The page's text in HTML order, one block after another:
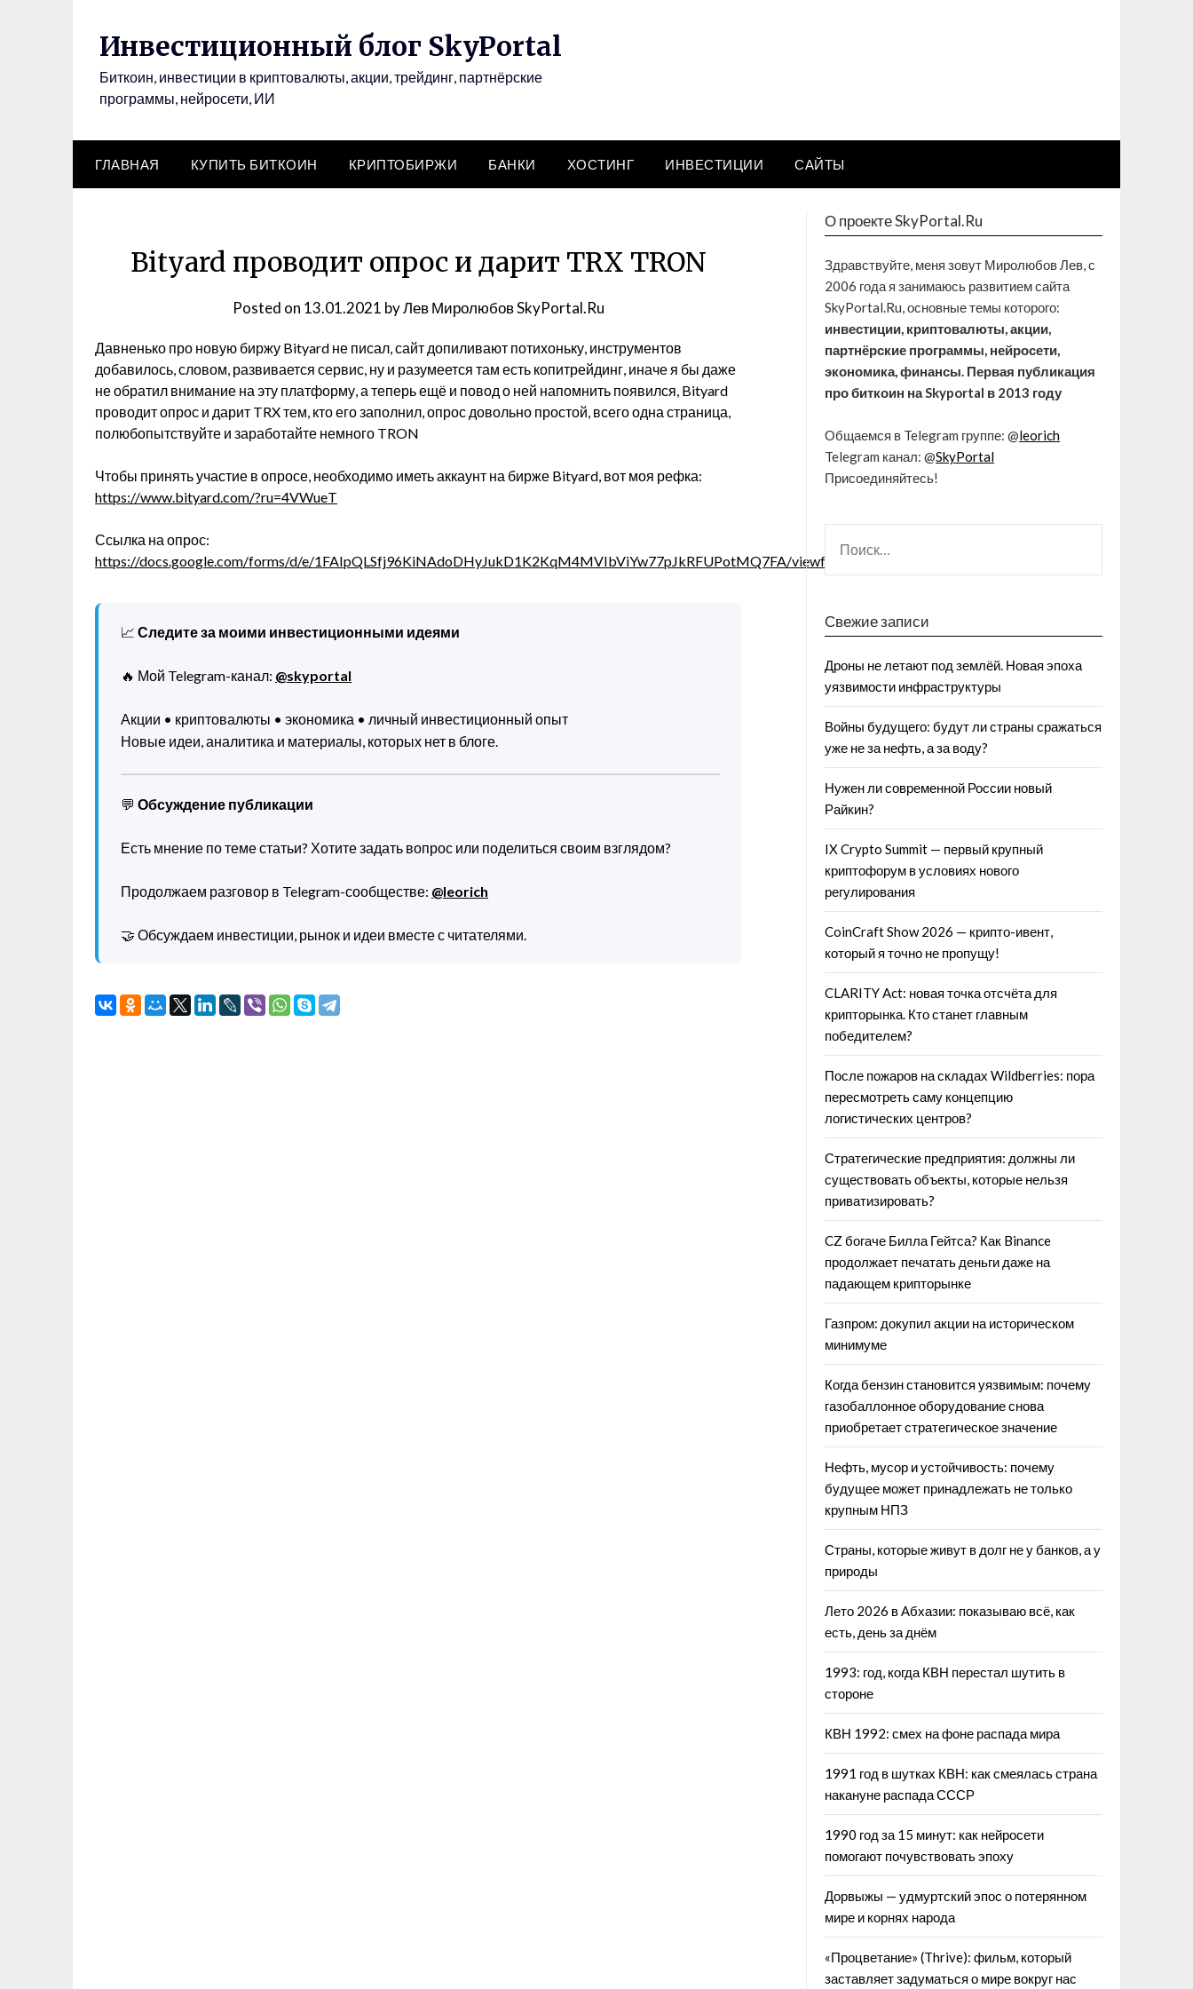
Инвестиционный блог SkyPortal
Биткоин, инвестиции в криптовалюты, акции, трейдинг, партнёрские
программы, нейросети, ИИ
ГЛАВНАЯ КУПИТЬ БИТКОИН КРИПТОБИРЖИ БАНКИ ХОСТИНГ ИНВЕСТИЦИИ САЙТЫ
Bityard проводит опрос и дарит TRX TRON
Posted on 13.01.2021 byЛев Миролюбов SkyPortal.Ru
Давненько про новую биржу Bityard не писал, сайт допиливают потихоньку, инструментов
добавилось, словом, развивается сервис, ну и разумеется там есть копитрейдинг, иначе я бы даже
не обратил внимание на эту платформу, а теперь ещё и повод о ней напомнить появился, Bityard
проводит опрос и дарит TRX тем, кто его заполнил, опрос довольно простой, всего одна страница,
полюбопытствуйте и заработайте немного TRON
Чтобы принять участие в опросе, необходимо иметь аккаунт на бирже Bityard, вот моя рефка:
https://www.bityard.com/?ru=4VWueT
Ссылка на опрос:
https://docs.google.com/forms/d/e/1FAIpQLSfj96KiNAdoDHyJukD1K2KqM4MVIbViYw77pJkRFUPotMQ7FA/viewform
📈 Следите за моими инвестиционными идеями
🔥 Мой Telegram-канал: @skyportal
Акции • криптовалюты • экономика • личный инвестиционный опыт
Новые идеи, аналитика и материалы, которых нет в блоге.
💬 Обсуждение публикации
Есть мнение по теме статьи? Хотите задать вопрос или поделиться своим взглядом?
Продолжаем разговор в Telegram-сообществе: @leorich
🤝 Обсуждаем инвестиции, рынок и идеи вместе с читателями.
О проекте SkyPortal.Ru
Здравствуйте, меня зовут Миролюбов Лев, с
2006 года я занимаюсь развитием сайта
SkyPortal.Ru, основные темы которого:
инвестиции, криптовалюты, акции,
партнёрские программы, нейросети,
экономика, финансы. Первая публикация
про биткоин на Skyportal в 2013 году
Общаемся в Telegram группе: @leorich
Telegram канал: @SkyPortal
Присоединяйтесь!
Свежие записи
Дроны не летают под землёй. Новая эпоха
уязвимости инфраструктуры
Войны будущего: будут ли страны сражаться
уже не за нефть, а за воду?
Нужен ли современной России новый
Райкин?
IX Crypto Summit — первый крупный
криптофорум в условиях нового
регулирования
CoinCraft Show 2026 — крипто-ивент,
который я точно не пропущу!
CLARITY Act: новая точка отсчёта для
крипторынка. Кто станет главным
победителем?
После пожаров на складах Wildberries: пора
пересмотреть саму концепцию
логистических центров?
Стратегические предприятия: должны ли
существовать объекты, которые нельзя
приватизировать?
CZ богаче Билла Гейтса? Как Binance
продолжает печатать деньги даже на
падающем крипторынке
Газпром: докупил акции на историческом
минимуме
Когда бензин становится уязвимым: почему
газобаллонное оборудование снова
приобретает стратегическое значение
Нефть, мусор и устойчивость: почему
будущее может принадлежать не только
крупным НПЗ
Страны, которые живут в долг не у банков, а у
природы
Лето 2026 в Абхазии: показываю всё, как
есть, день за днём
1993: год, когда КВН перестал шутить в
стороне
КВН 1992: смех на фоне распада мира
1991 год в шутках КВН: как смеялась страна
накануне распада СССР
1990 год за 15 минут: как нейросети
помогают почувствовать эпоху
Дорвыжы — удмуртский эпос о потерянном
мире и корнях народа
«Процветание» (Thrive): фильм, который
заставляет задуматься о мире вокруг нас